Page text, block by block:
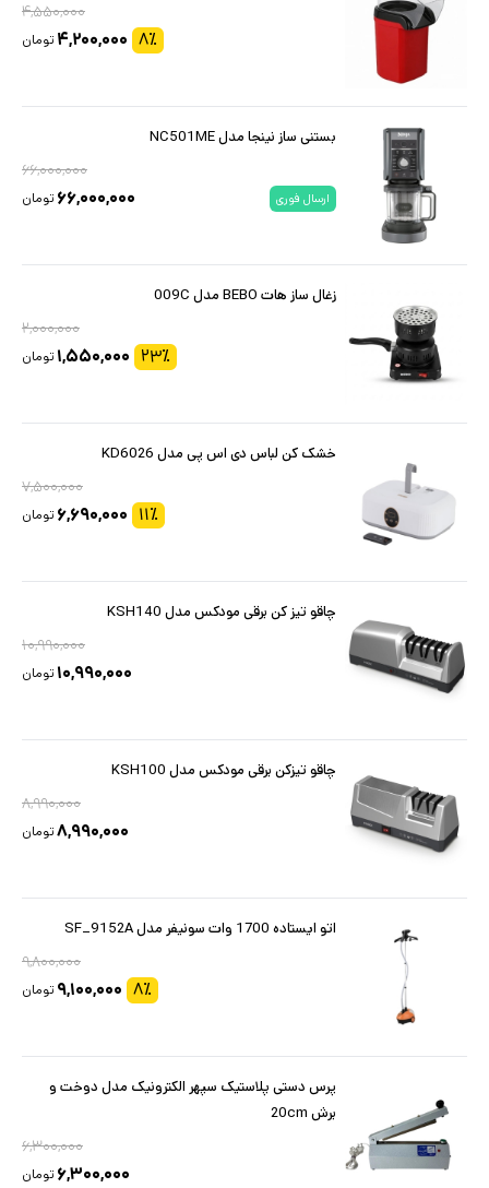
۴,۵۵۰,۰۰۰
۸٪ ۴,۲۰۰,۰۰۰ تومان
بستنی ساز نینجا مدل NC501ME
۶۶,۰۰۰,۰۰۰
ارسال فوری ۶۶,۰۰۰,۰۰۰ تومان
زغال ساز هات BEBO مدل 009C
۲,۰۰۰,۰۰۰
۲۳٪ ۱,۵۵۰,۰۰۰ تومان
خشک کن لباس دی اس پی مدل KD6026
۷,۵۰۰,۰۰۰
۱۱٪ ۶,۶۹۰,۰۰۰ تومان
چاقو تیز کن برقی مودکس مدل KSH140
۱۰,۹۹۰,۰۰۰
۱۰,۹۹۰,۰۰۰ تومان
چاقو تیزکن برقی مودکس مدل KSH100
۸,۹۹۰,۰۰۰
۸,۹۹۰,۰۰۰تومان
اتو ایستاده 1700 وات سونیفر مدل SF_9152A
۹,۸۰۰,۰۰۰
۸٪ ۹,۱۰۰,۰۰۰ تومان
پرس دستی پلاستیک سپهر الکترونیک مدل دوخت و
برش 20cm
۶,۳۰۰,۰۰۰
۶,۳۰۰,۰۰۰ تومان